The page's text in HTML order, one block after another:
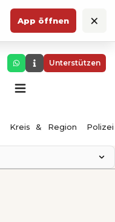
App öffnen ×
Unterstützen
Kreis & Region Polizei